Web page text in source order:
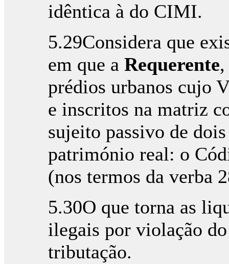
idêntica à do CIMI.
5.29Considera que
em que aRequerente
prédios urbanos cujo
e inscritos na matriz
sujeito passivo de
património real: o
(nos termos da verba
5.30O que torna as
ilegais por violação
tributação.